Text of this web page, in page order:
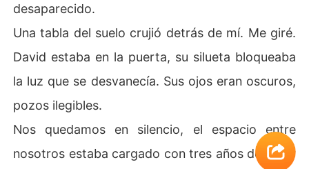
desaparecido.
Una tabla del suelo crujió detrás de mí. Me giré.
David estaba en la puerta, su silueta bloqueaba
la luz que se desvanecía. Sus ojos eran oscuros,
pozos ilegibles.
Nos quedamos en silencio, el espacio entre
nosotros estaba cargado con tres años de dolor